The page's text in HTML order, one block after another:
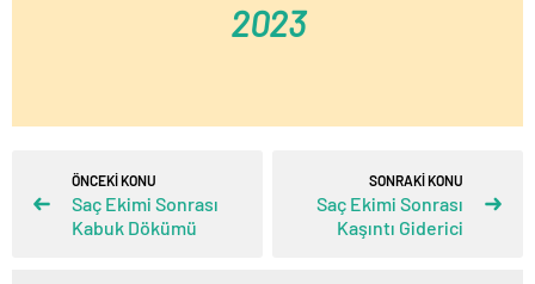
2023
ÖNCEKİ KONU
Saç Ekimi Sonrası
Kabuk Dökümü
SONRAKİ KONU
Saç Ekimi Sonrası
Kaşıntı Giderici